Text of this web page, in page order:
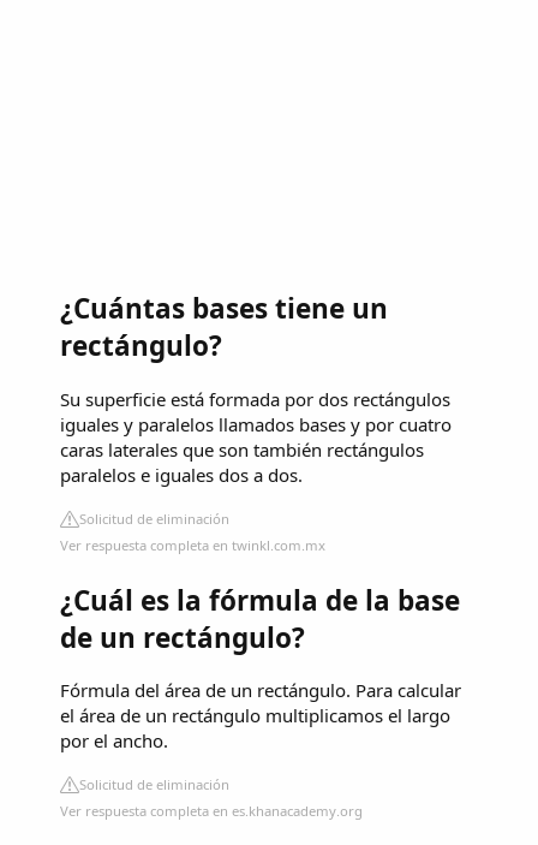
¿Cuántas bases tiene un
rectángulo?
Su superficie está formada por dos rectángulos
iguales y paralelos llamados bases y por cuatro
caras laterales que son también rectángulos
paralelos e iguales dos a dos.
Solicitud de eliminación
Ver respuesta completa en twinkl.com.mx
¿Cuál es la fórmula de la base
de un rectángulo?
Fórmula del área de un rectángulo. Para calcular
el área de un rectángulo multiplicamos el largo
por el ancho.
Solicitud de eliminación
Ver respuesta completa en es.khanacademy.org